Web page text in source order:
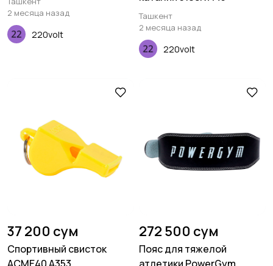
2 месяца назад
220volt
Ташкент
2 месяца назад
220volt
37 200 сум
Спортивный свисток
272 500 сум
Пояс для тяжелой